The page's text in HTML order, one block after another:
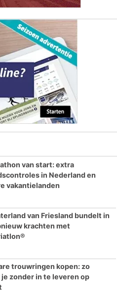
van start: extra
in Nederland en
vakantielanden
van Friesland bundelt in
krachten met
trouwringen kopen: zo
je zonder in te leveren op